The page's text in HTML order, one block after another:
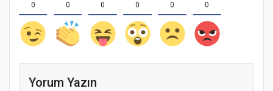
0 0 0 0 0 0
Yorum Yazın